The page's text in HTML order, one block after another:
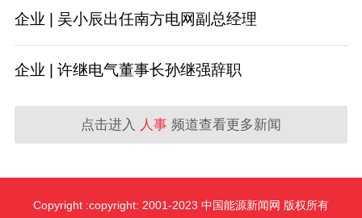
企业 | 吴小辰出任南方电网副总经理
企业 | 许继电气董事长孙继强辞职
点击进入 人事 频道查看更多新闻
Copyright :copyright: 2001-2023 中国能源新闻网 版权所有